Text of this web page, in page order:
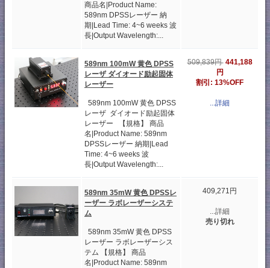
商品名|Product Name:
589nm DPSSレーザー 納
期|Lead Time: 4~6 weeks 波
長|Output Wavelength:...
589nm 100mW 黄色 DPSS
レーザ ダイオード励起固体
レーザー
589nm 100mW 黄色 DPSS
レーザ ダイオード励起固体
レーザー 【規格】 商品
名|Product Name: 589nm
DPSSレーザー 納期|Lead
Time: 4~6 weeks 波
長|Output Wavelength:...
509,839円 441,188
円
割引: 13%OFF
...詳細
589nm 35mW 黄色 DPSSレ
ーザー ラボレーザーシステ
ム
589nm 35mW 黄色 DPSS
レーザー ラボレーザーシス
テム 【規格】 商品
名|Product Name: 589nm
409,271円
...詳細
売り切れ